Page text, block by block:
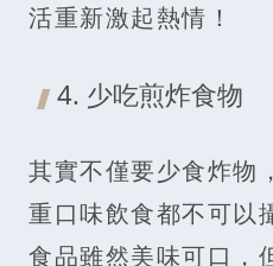
活重新激起熱情！
4. 少吃煎炸食物
其實不僅要少食炸物
重口味飲食都不可以
食品雖然美味可口，